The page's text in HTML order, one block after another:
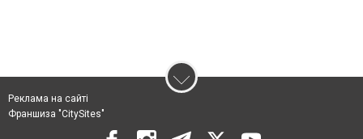
Реклама на сайті
Франшиза "CitySites"